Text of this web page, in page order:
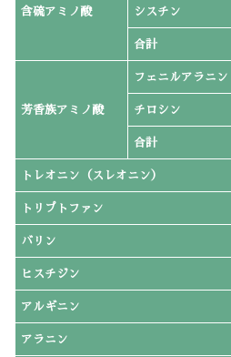
含硫アミノ酸 シスチン
合計
芳香族アミノ酸
フェニルアラニン
チロシン
合計
トレオニン（スレオニン）
トリプトファン
バリン
ヒスチジン
アルギニン
アラニン